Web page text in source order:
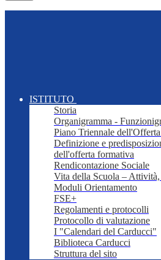
ISTITUTO
Storia
Organigramma -
Piano Triennale
Definizione e
dell'offerta formativa
Rendicontazione Sociale
Vita della Scuola –
Moduli Orientamento
FSE+
Regolamenti e protocolli
Protocollo di valutazione
I "Calendari del Carducci"
Biblioteca Carducci
Struttura del sito